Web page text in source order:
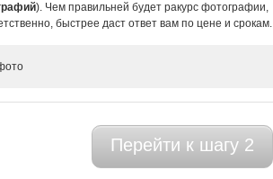
). Чем правильней будет ракурс фотографии,
быстрее даст ответ вам по цене и срокам.
Перейти к шагу 2